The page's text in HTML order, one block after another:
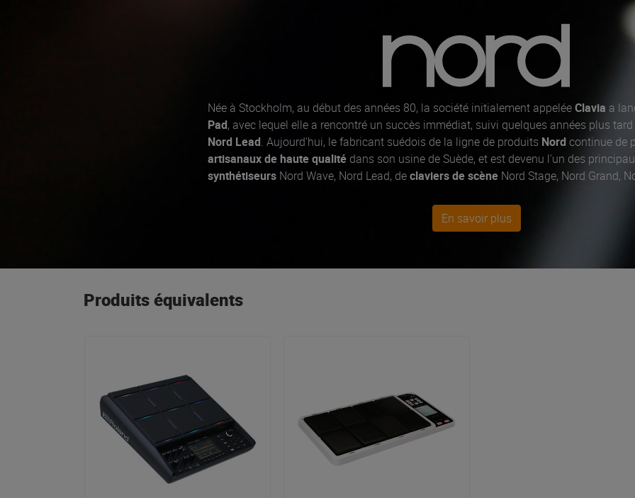
Née à Stockholm, au début des années 80, la société initialement appeléeClavia a
Pad, avec lequel elle a rencontré un succès immédiat, suivi quelques années plus
Nord Lead. Aujourd'hui, le fabricant suédois de la ligne de produits Nord continue de
artisanaux de haute qualitédans son usine de Suède, et est devenu l'un des
synthétiseursNord Wave, Nord Lead, declaviers de scèneNord Stage, Nord Grand,
En savoir plus
Produits équivalents